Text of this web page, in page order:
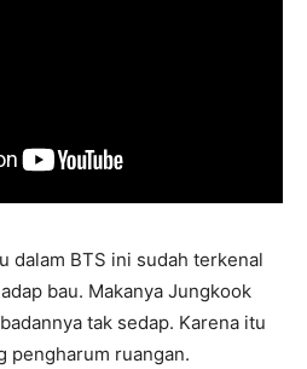
dalam BTS ini sudah terkenal
bau. Makanya Jungkook
tak sedap. Karena itu
pengharum ruangan.